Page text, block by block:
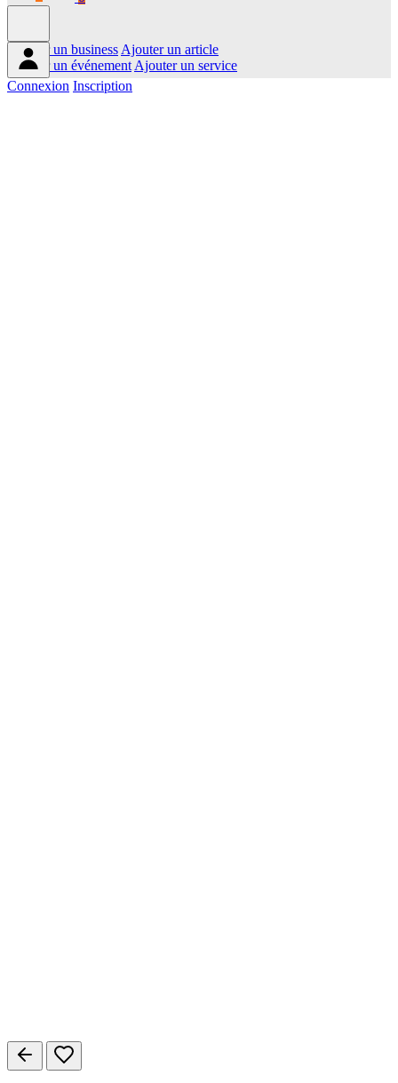
Ajouter un business Ajouter un article
Ajouter un événement Ajouter un service
Connexion Inscription